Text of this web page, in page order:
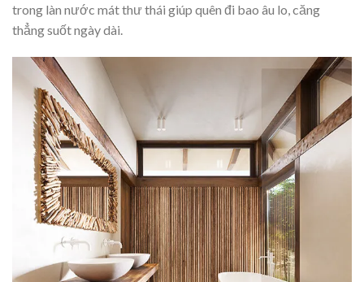
trong làn nước mát thư thái giúp quên đi bao âu lo, căng
thẳng suốt ngày dài.